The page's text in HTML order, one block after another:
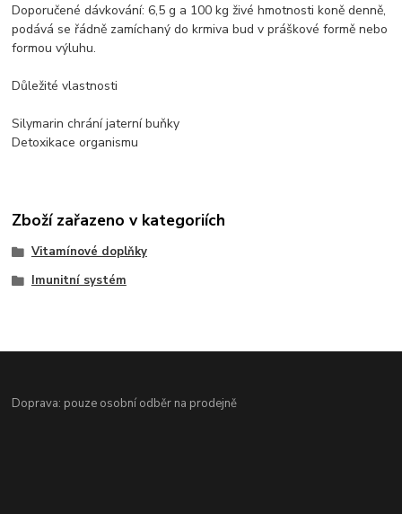
Doporučené dávkování: 6,5 g a 100 kg živé hmotnosti koně denně,
podává se řádně zamíchaný do krmiva bud v práškové formě nebo
formou výluhu.
Důležité vlastnosti
Silymarin chrání jaterní buňky
Detoxikace organismu
Zboží zařazeno v kategoriích
Vitamínové doplňky
Imunitní systém
Doprava: pouze osobní odběr na prodejně